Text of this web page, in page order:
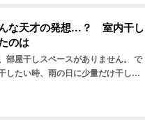
んな天才の発想…？ 室内干し
のは
部屋干しスペースがありません。 で
したい時、雨の日に少量だけ干した